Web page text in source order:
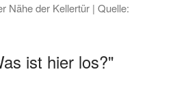
Nähe der Kellertür | Quelle:
ist hier los?"